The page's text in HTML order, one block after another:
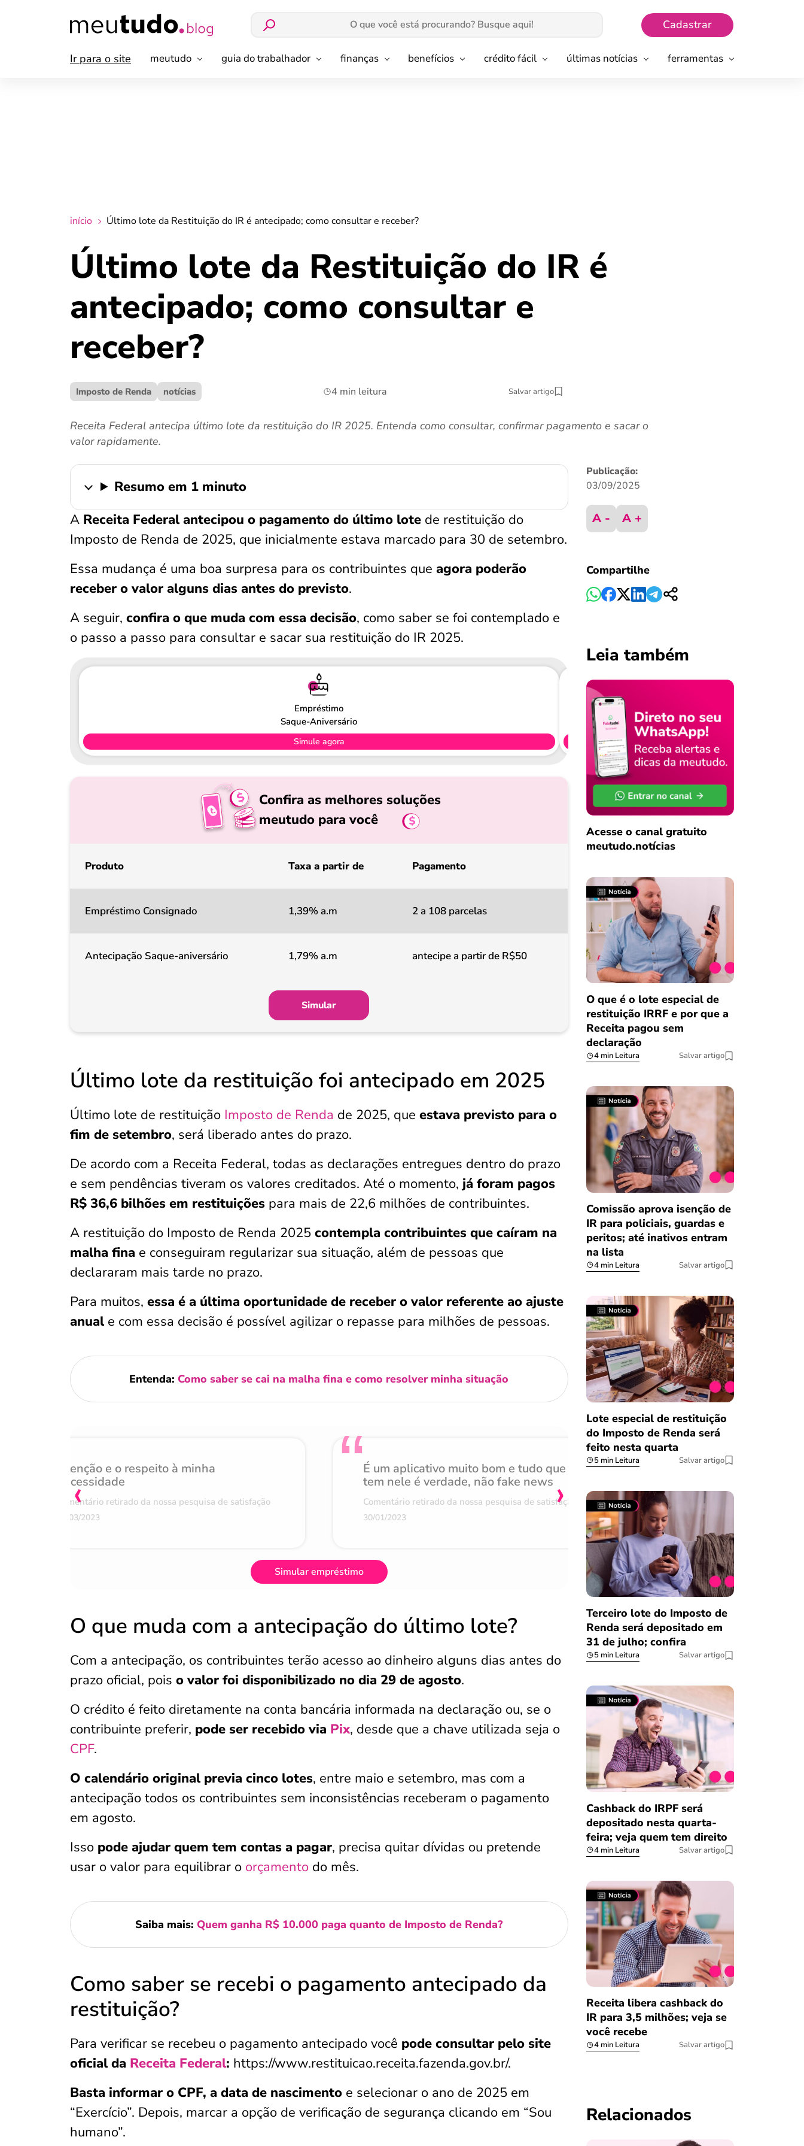
Cadastrar
Ir para o site meutudo guia do trabalhador finanças benefícios crédito fácil últimas notícias ferramentas
início Último lote da Restituição do IR é antecipado; como consultar e receber?
Último lote da Restituição do IR é
antecipado; como consultar e
receber?
Imposto de Renda notícias 4 min leitura Salvar artigo
Receita Federal antecipa último lote da restituição do IR 2025. Entenda como consultar, confirmar pagamento e sacar o
valor rapidamente.
Resumo em 1 minuto
A Receita Federal antecipou o pagamento do último lote de restituição do
Imposto de Renda de 2025, que inicialmente estava marcado para 30 de setembro.
Essa mudança é uma boa surpresa para os contribuintes que agora poderão
receber o valor alguns dias antes do previsto.
A seguir, confira o que muda com essa decisão, como saber se foi contemplado e
o passo a passo para consultar e sacar sua restituição do IR 2025.
Empréstimo
Saque-Aniversário
Simule agora
Confira as melhores soluções
meutudo para você
Produto Taxa a partir de Pagamento
Empréstimo Consignado 1,39% a.m 2 a 108 parcelas
Antecipação Saque-aniversário 1,79% a.m antecipe a partir de R$50
Simular
Último lote da restituição foi antecipado em 2025
Último lote de restituição Imposto de Renda de 2025, que estava previsto para o
fim de setembro, será liberado antes do prazo.
De acordo com a Receita Federal, todas as declarações entregues dentro do prazo
e sem pendências tiveram os valores creditados. Até o momento, já foram pagos
R$ 36,6 bilhões em restituições para mais de 22,6 milhões de contribuintes.
A restituição do Imposto de Renda 2025 contempla contribuintes que caíram na
malha fina e conseguiram regularizar sua situação, além de pessoas que
declararam mais tarde no prazo.
Para muitos, essa é a última oportunidade de receber o valor referente ao ajuste
anual e com essa decisão é possível agilizar o repasse para milhões de pessoas.
Entenda: Como saber se cai na malha fina e como resolver minha situação
Atenção e o respeito à minha
necessidade
Comentário retirado da nossa pesquisa de satisfação
07/03/2023
É um aplicativo muito bom e tudo que
tem nele é verdade, não fake news
Comentário retirado da nossa pesquisa de satisfação
30/01/2023
Achei muito rápido,
Comentário retirado da nossa
08/03/2023
‹ ›
Simular empréstimo
O que muda com a antecipação do último lote?
Com a antecipação, os contribuintes terão acesso ao dinheiro alguns dias antes do
prazo oficial, pois o valor foi disponibilizado no dia 29 de agosto.
O crédito é feito diretamente na conta bancária informada na declaração ou, se o
contribuinte preferir, pode ser recebido via Pix, desde que a chave utilizada seja o
CPF.
O calendário original previa cinco lotes, entre maio e setembro, mas com a
antecipação todos os contribuintes sem inconsistências receberam o pagamento
em agosto.
Isso pode ajudar quem tem contas a pagar, precisa quitar dívidas ou pretende
usar o valor para equilibrar o orçamento do mês.
Saiba mais: Quem ganha R$ 10.000 paga quanto de Imposto de Renda?
Como saber se recebi o pagamento antecipado da
restituição?
Para verificar se recebeu o pagamento antecipado você pode consultar pelo site
oficial da Receita Federal: https://www.restituicao.receita.fazenda.gov.br/.
Basta informar o CPF, a data de nascimento e selecionar o ano de 2025 em
“Exercício”. Depois, marcar a opção de verificação de segurança clicando em “Sou
humano”.
Publicação:
03/09/2025
A - A +
Compartilhe
Leia também
Acesse o canal gratuito
meutudo.notícias
O que é o lote especial de
restituição IRRF e por que a
Receita pagou sem
declaração
4 min Leitura Salvar artigo
Comissão aprova isenção de
IR para policiais, guardas e
peritos; até inativos entram
na lista
4 min Leitura Salvar artigo
Lote especial de restituição
do Imposto de Renda será
feito nesta quarta
5 min Leitura Salvar artigo
Terceiro lote do Imposto de
Renda será depositado em
31 de julho; confira
5 min Leitura Salvar artigo
Cashback do IRPF será
depositado nesta quarta-
feira; veja quem tem direito
4 min Leitura Salvar artigo
Receita libera cashback do
IR para 3,5 milhões; veja se
você recebe
4 min Leitura Salvar artigo
Relacionados